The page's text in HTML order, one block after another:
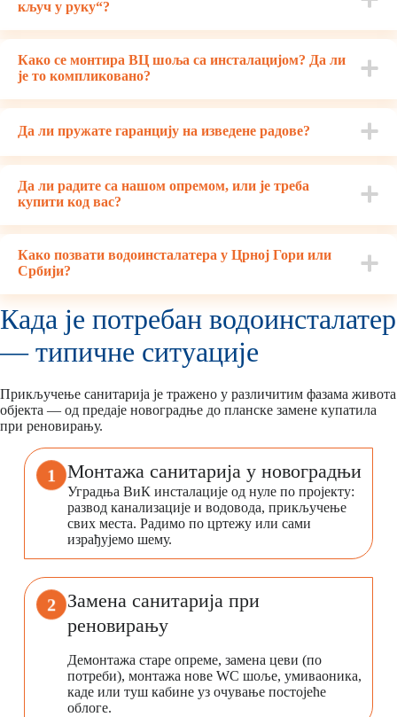
кључ у руку“?
Како се монтира ВЦ шоља са инсталацијом? Да ли
је то компликовано?
Да ли пружате гаранцију на изведене радове?
Да ли радите са нашом опремом, или је треба
купити код вас?
Како позвати водоинсталатера у Црној Гори или
Србији?
Када је потребан водоинсталатер
— типичне ситуације
Прикључење санитарија је тражено у различитим фазама живота
објекта — од предаје новоградње до планске замене купатила
при реновирању.
1 Монтажа санитарија у новоградњи
Уградња ВиК инсталације од нуле по пројекту:
развод канализације и водовода, прикључење
свих места. Радимо по цртежу или сами
израђујемо шему.
2
Замена санитарија при
реновирању
Демонтажа старе опреме, замена цеви (по
потреби), монтажа нове WC шоље, умиваоника,
каде или туш кабине уз очување постојеће
облоге.